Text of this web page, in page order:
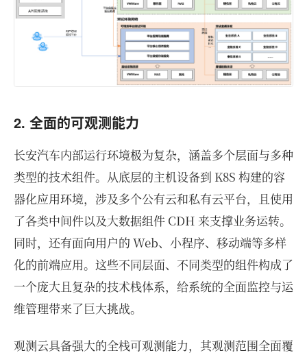
2. 全面的可观测能力
长安汽车内部运行环境极为复杂，涵盖多个层面与多种
类型的技术组件。从底层的主机设备到 K8S 构建的容
器化应用环境，涉及多个公有云和私有云平台，且使用
了各类中间件以及大数据组件 CDH 来支撑业务运转。
同时，还有面向用户的 Web、小程序、移动端等多样
化的前端应用。这些不同层面、不同类型的组件构成了
一个庞大且复杂的技术栈体系，给系统的全面监控与运
维管理带来了巨大挑战。
观测云具备强大的全栈可观测能力，其观测范围全面覆